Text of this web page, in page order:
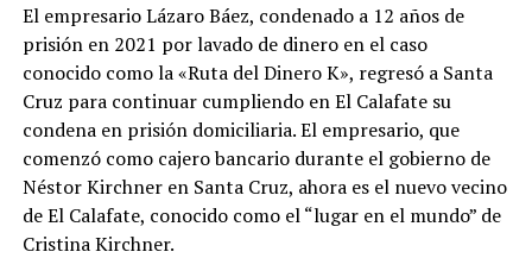
El empresario Lázaro Báez, condenado a 12 años de
prisión en 2021 por lavado de dinero en el caso
conocido como la «Ruta del Dinero K», regresó a Santa
Cruz para continuar cumpliendo en El Calafate su
condena en prisión domiciliaria. El empresario, que
comenzó como cajero bancario durante el gobierno de
Néstor Kirchner en Santa Cruz, ahora es el nuevo vecino
de El Calafate, conocido como el “lugar en el mundo” de
Cristina Kirchner.